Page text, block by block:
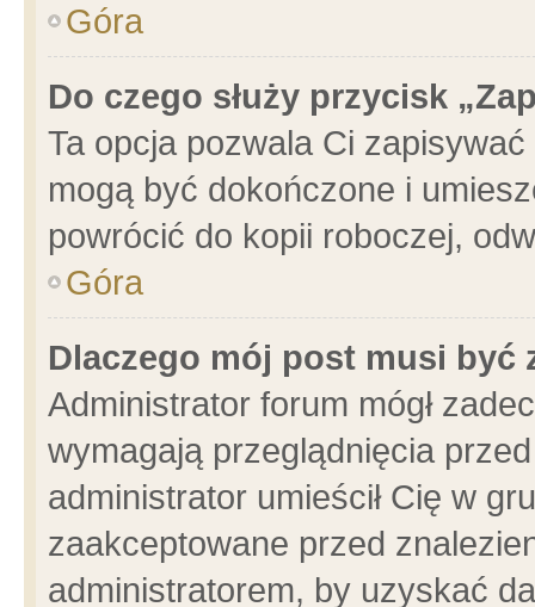
Góra
Do czego służy przycisk
Ta opcja pozwala Ci
mogą być dokończone i
powrócić do kopii roboczej,
Góra
Dlaczego mój post musi być
Administrator forum mógł
wymagają przeglądnięcia
administrator umieścił Cię w
zaakceptowane przed
administratorem, by uzyskać